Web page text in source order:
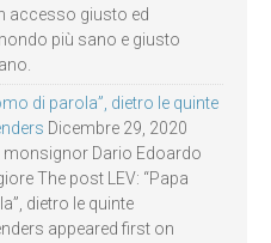
accesso giusto ed
più sano e giusto
di parola”, dietro le quinte
Dicembre 29, 2020
Dario Edoardo
The post LEV: “Papa
dietro le quinte
appeared first on